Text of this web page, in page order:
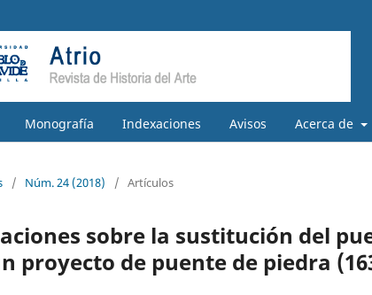
Monografía Indexaciones Avisos Acerca de
/ Núm. 24 (2018) / Artículos
sobre la sustitución del
proyecto de puente de piedra